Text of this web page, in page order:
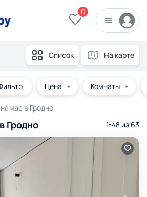
0
Список На карте
Цена Комнаты
час в Гродно
Гродно 1-48 из 63